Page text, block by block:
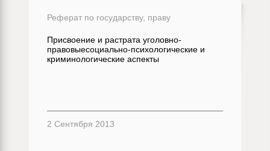
Реферат по государству, праву
Присвоение и растрата уголовно-
правовыесоциально-психологические и
криминологические аспекты
2 Сентября 2013